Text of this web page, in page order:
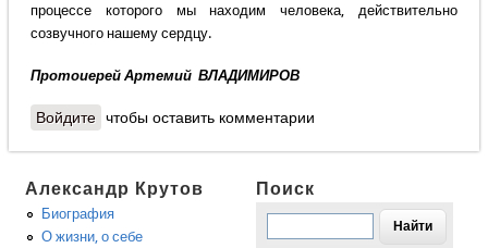
процессе которого мы находим человека, действительно
созвучного нашему сердцу.
Протоиерей Артемий ВЛАДИМИРОВ
Войдите чтобы оставить комментарии
Александр Крутов
Биография
О жизни, о себе
Поиск